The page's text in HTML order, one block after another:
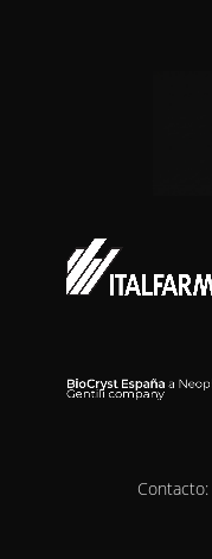
Contacto: